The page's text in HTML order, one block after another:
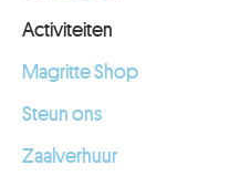
Activiteiten
Magritte Shop
Steun ons
Zaalverhuur